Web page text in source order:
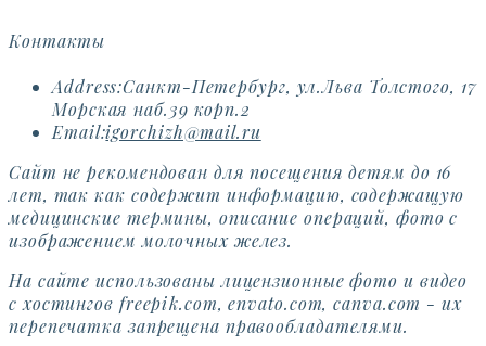
Контакты
Address:Санкт-Петербург, ул.Льва Толстого, 17
Морская наб.39 корп.2
Email:igorchizh@mail.ruOpens
your
application
Сайт не рекомендован для посещения детям до 16
лет, так как содержит информацию, содержащую
медицинские термины, описание операций, фото с
изображением молочных желез.
На сайте использованы лицензионные фото и видео
с хостингов freepik.com, envato.com, canva.com - их
перепечатка запрещена правообладателями.